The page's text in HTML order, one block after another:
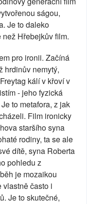
ságou,
Je to daleko
Hřebejkův film.
pro ironii. Začíná
hrdinův nemytý,
kálí v křoví v
- jeho fyzická
to metafora, z jak
Film ironicky
staršího syna
rodiny, ta se ale
dítě, syna Roberta
pohledu z
je mozaikou
často i
Je to skutečné,